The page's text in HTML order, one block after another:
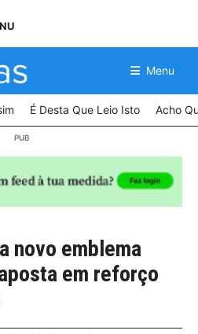
Menu
É Desta Que Leio Isto Acho
novo emblema
em reforço